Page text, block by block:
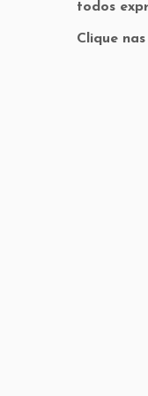
todos
Clique